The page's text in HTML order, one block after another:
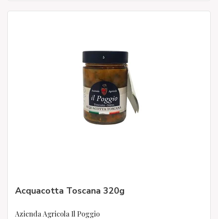
Acquacotta Toscana 320g
Azienda Agricola Il Poggio